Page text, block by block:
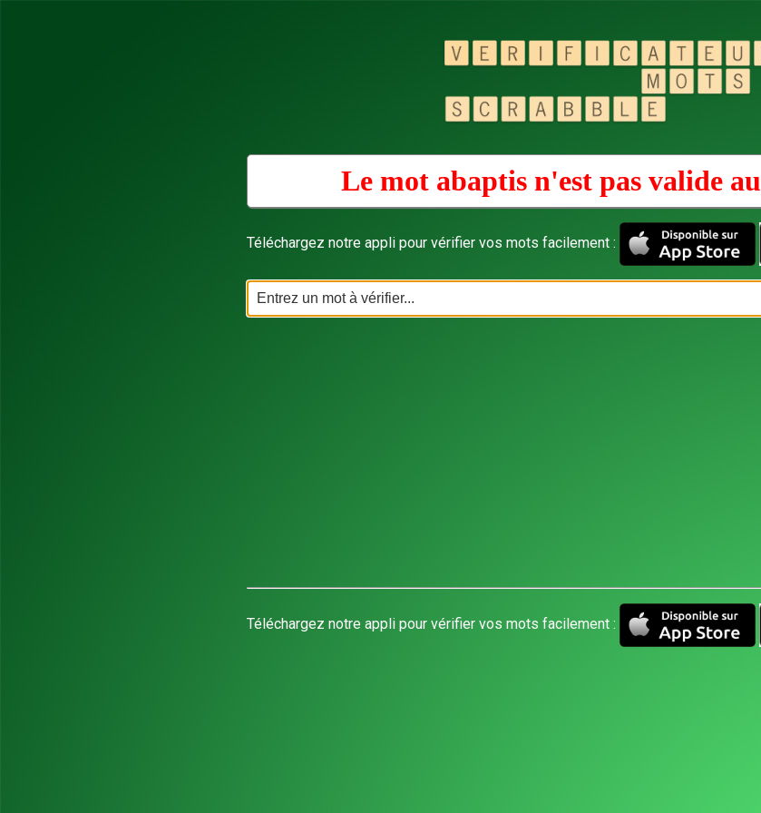
Le mot abaptis n'est pas valide au
Téléchargez notre appli pour vérifier vos mots facilement :
Téléchargez notre appli pour vérifier vos mots facilement :